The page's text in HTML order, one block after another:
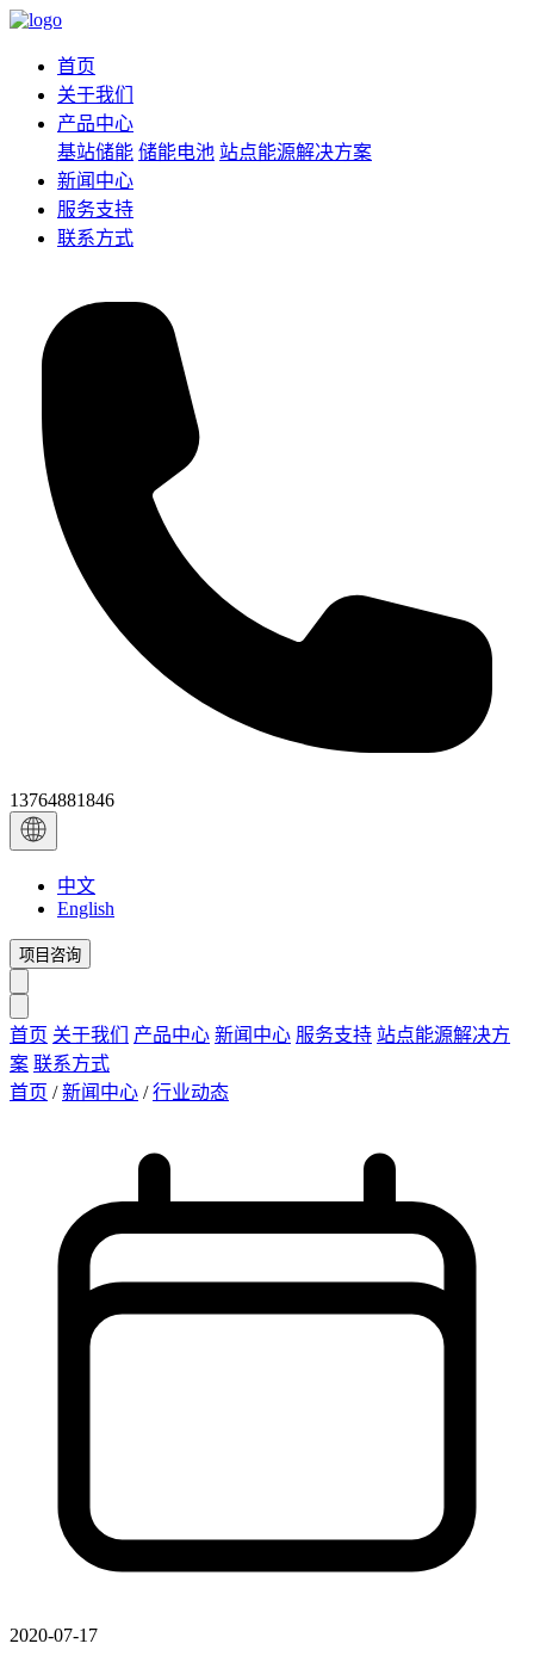
首页
关于我们
产品中心
基站储能 储能电池 站点能源解决方案
新闻中心
服务支持
联系方式
13764881846
中文
English
项目咨询
首页 关于我们 产品中心 新闻中心 服务支持 站点能源解决方
案 联系方式
首页 / 新闻中心 / 行业动态
2020-07-17